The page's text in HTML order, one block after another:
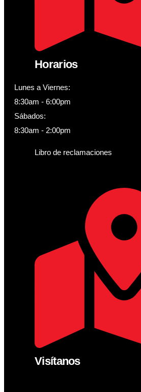
Horarios
Lunes a Viernes:
8:30am - 6:00pm
Sábados:
8:30am - 2:00pm
Libro de reclamaciones
Visítanos